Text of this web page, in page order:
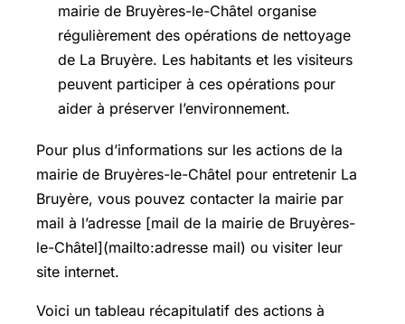
mairie de Bruyères-le-Châtel organise
régulièrement des opérations de nettoyage
de La Bruyère. Les habitants et les visiteurs
peuvent participer à ces opérations pour
aider à préserver l’environnement.
Pour plus d’informations sur les actions de la
mairie de Bruyères-le-Châtel pour entretenir La
Bruyère, vous pouvez contacter la mairie par
mail à l’adresse [mail de la mairie de Bruyères-
le-Châtel](mailto:adresse mail) ou visiter leur
site internet.
Voici un tableau récapitulatif des actions à